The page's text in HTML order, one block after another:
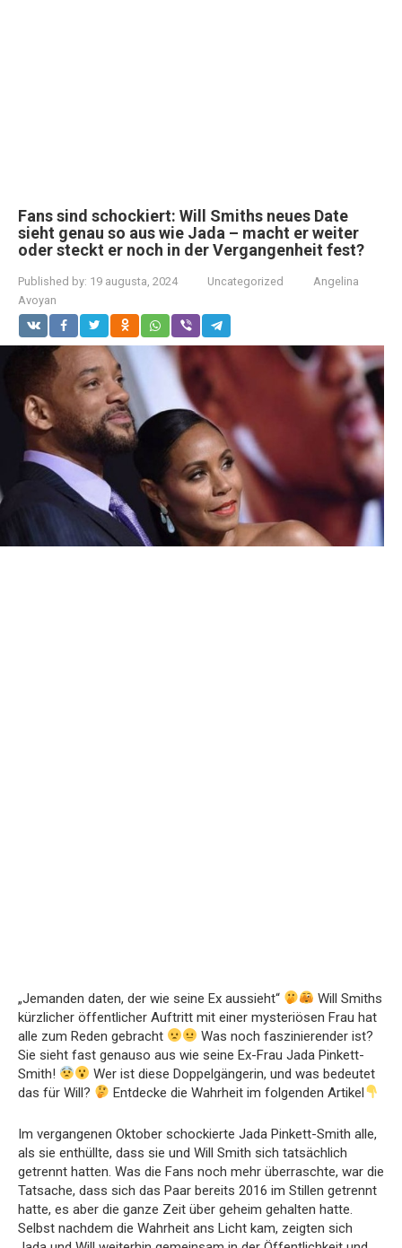
Fans sind schockiert: Will Smiths neues Date
sieht genau so aus wie Jada – macht er weiter
oder steckt er noch in der Vergangenheit fest?
Published by: 19 augusta, 2024 Uncategorized
Angelina
Avoyan
„Jemanden daten, der wie seine Ex aussieht“
Will Smiths
kürzlicher öffentlicher Auftritt mit einer mysteriösen Frau hat
alle zum Reden gebracht
Was noch faszinierender ist?
Sie sieht fast genauso aus wie seine Ex-Frau Jada Pinkett-
Smith!
Wer ist diese Doppelgängerin, und was bedeutet
das für Will?
Entdecke die Wahrheit im folgenden Artikel
Im vergangenen Oktober schockierte Jada Pinkett-Smith alle,
als sie enthüllte, dass sie und Will Smith sich tatsächlich
getrennt hatten. Was die Fans noch mehr überraschte, war die
Tatsache, dass sich das Paar bereits 2016 im Stillen getrennt
hatte, es aber die ganze Zeit über geheim gehalten hatte.
Selbst nachdem die Wahrheit ans Licht kam, zeigten sich